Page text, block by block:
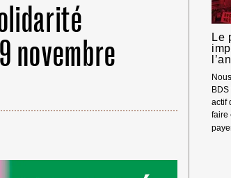
novembre
Le
actif
faire